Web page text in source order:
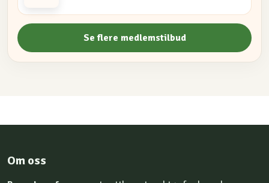
Se flere medlemstilbud
Om oss